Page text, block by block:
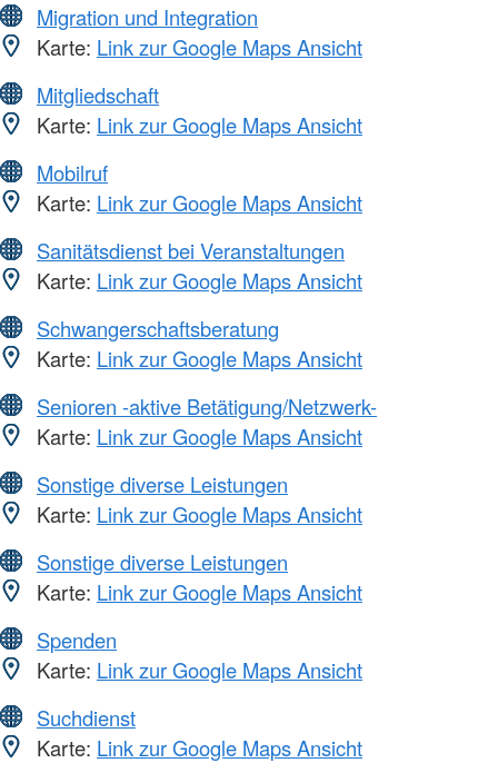
Migration und Integration
Karte: Link zur Google Maps Ansicht
Mitgliedschaft
Karte: Link zur Google Maps Ansicht
Mobilruf
Karte: Link zur Google Maps Ansicht
Sanitätsdienst bei Veranstaltungen
Karte: Link zur Google Maps Ansicht
Schwangerschaftsberatung
Karte: Link zur Google Maps Ansicht
Senioren -aktive Betätigung/Netzwerk-
Karte: Link zur Google Maps Ansicht
Sonstige diverse Leistungen
Karte: Link zur Google Maps Ansicht
Sonstige diverse Leistungen
Karte: Link zur Google Maps Ansicht
Spenden
Karte: Link zur Google Maps Ansicht
Suchdienst
Karte: Link zur Google Maps Ansicht